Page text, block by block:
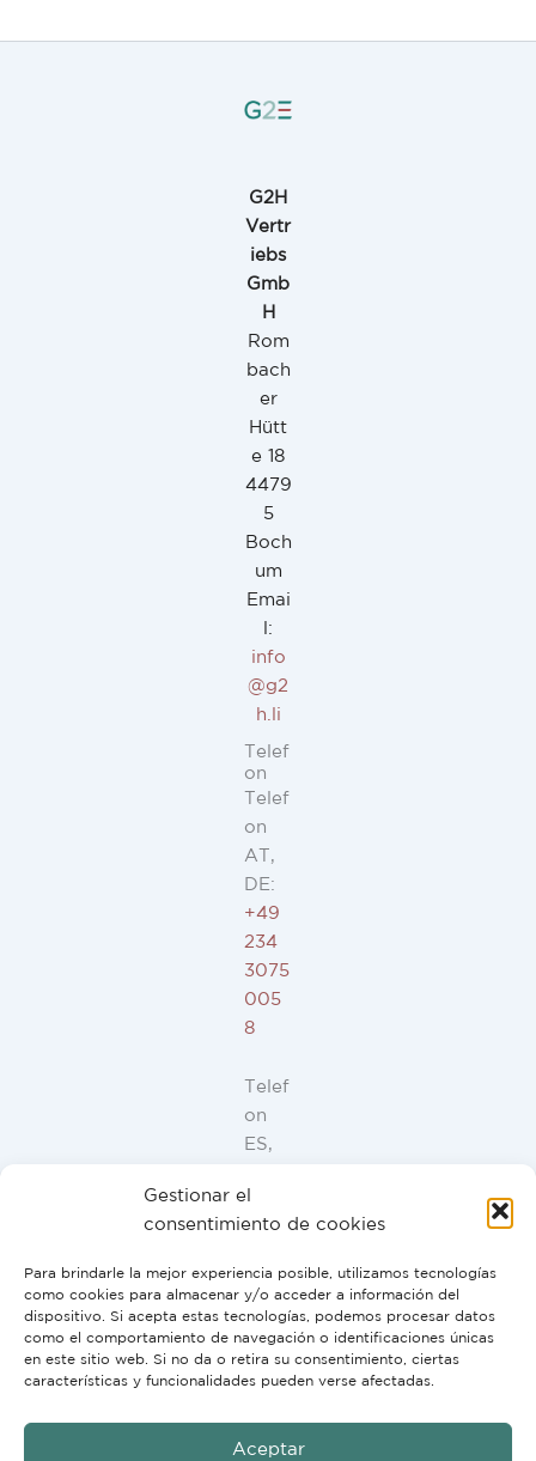
Gestionar el
consentimiento de cookies
Para brindarle la mejor experiencia posible, utilizamos tecnologías
como cookies para almacenar y/o acceder a información del
dispositivo. Si acepta estas tecnologías, podemos procesar datos
como el comportamiento de navegación o identificaciones únicas
en este sitio web. Si no da o retira su consentimiento, ciertas
características y funcionalidades pueden verse afectadas.
Aceptar
G2H
Vertr
iebs
Gmb
H
Rom
bach
er
Hütt
e 18
4479
5
Boch
um
Emai
l:
info
@g2
h.li
Telef
on
Telef
on
AT,
DE:
+49
234
3075
005
8
Telef
on
ES,
IT,
PT:
91
946
44